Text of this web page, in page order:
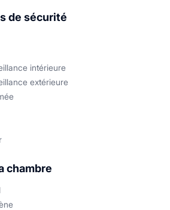
de sécurité
intérieure
extérieure
chambre